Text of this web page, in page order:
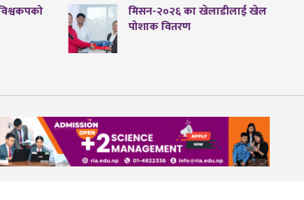
मिसन-२०२६ का खेलाडीलाई खेल
पोशाक वितरण